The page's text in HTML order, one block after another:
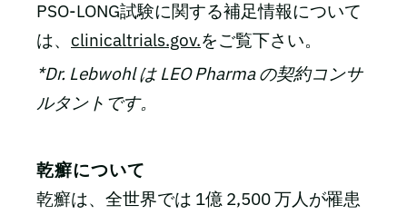
PSO-LONG試験に関する補足情報について
は、 clinicaltrials.gov.をご覧下さい。
*Dr. Lebwohl は LEO Pharma の契約コンサ
ルタントです。
乾癬について
乾癬は、全世界では 1億 2,500 万人が罹患